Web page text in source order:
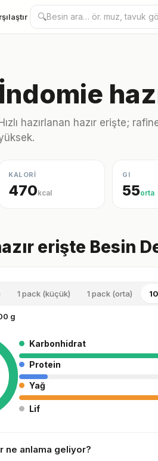
🔍
İndomie
Hızlı hazırlanan hazır erişte;
KALORİ
470kcal
GI
55orta
erişte Besin
1 pack (küçük) 1 pack (orta)
g
Karbonhidrat
Protein
Yağ
Lif
ne anlama geliyor?